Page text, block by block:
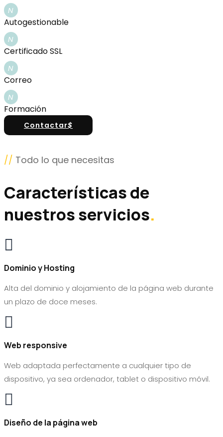
N
Autogestionable
N
Certificado SSL
N
Correo
N
Formación
Contactar$
// Todo lo que necesitas
Características de
nuestros servicios.

Dominio y Hosting
Alta del dominio y alojamiento de la página web durante
un plazo de doce meses.

Web responsive
Web adaptada perfectamente a cualquier tipo de
dispositivo, ya sea ordenador, tablet o dispositivo móvil.

Diseño de la página web